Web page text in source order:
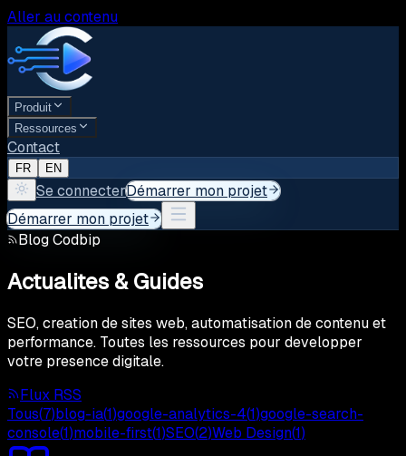
Aller au contenu
Produit
Ressources
Contact
FR EN
Se connecterDémarrer mon projet
Démarrer mon projet
Blog Codbip
Actualites & Guides
SEO, creation de sites web, automatisation de contenu et
performance. Toutes les ressources pour developper
votre presence digitale.
Flux RSS
Tous(7)blog-ia(1)google-analytics-4(1)google-search-
console(1)mobile-first(1)SEO(2)Web Design(1)